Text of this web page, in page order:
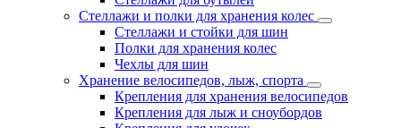
Стеллажи и полки для хранения колес
Стеллажи и стойки для шин
Полки для хранения колес
Чехлы для шин
Хранение велосипедов, лыж, спорта
Крепления для хранения велосипедов
Крепления для лыж и сноубордов